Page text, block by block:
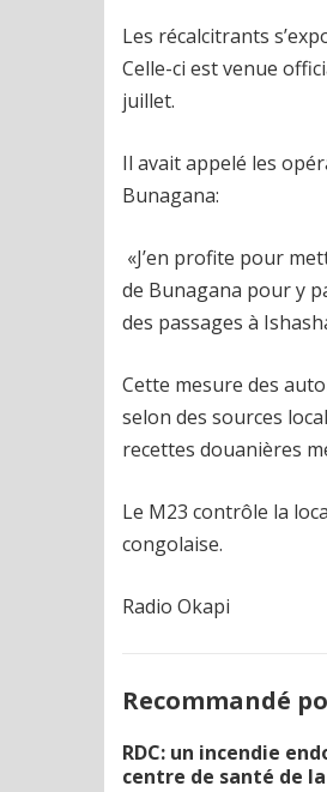
Les récalcitrants
Celle-ci est venue
juillet.
Il avait appelé les
Bunagana:
«J’en profite pour
de Bunagana pour y
des passages à
Cette mesure des
selon des sources
recettes douanières
Le M23 contrôle la
congolaise.
Radio Okapi
Recommandé
RDC: un incendie
centre de santé de